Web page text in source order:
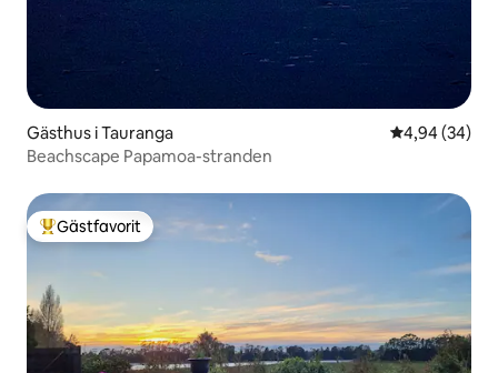
Gästhus i Tauranga 4,94 av 5 i
4,94 (34)
Beachscape Papamoa-stranden
Populär gästfavorit
Gästfavorit